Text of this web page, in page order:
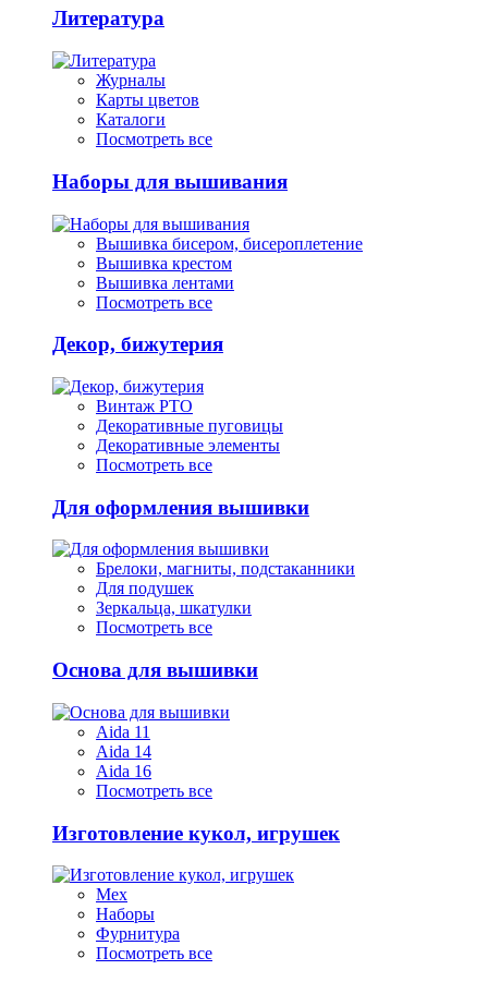
Литература
Журналы
Карты цветов
Каталоги
Посмотреть все
Наборы для вышивания
Вышивка бисером, бисероплетение
Вышивка крестом
Вышивка лентами
Посмотреть все
Декор, бижутерия
Винтаж РТО
Декоративные пуговицы
Декоративные элементы
Посмотреть все
Для оформления вышивки
Брелоки, магниты, подстаканники
Для подушек
Зеркальца, шкатулки
Посмотреть все
Основа для вышивки
Aida 11
Aida 14
Aida 16
Посмотреть все
Изготовление кукол, игрушек
Мех
Наборы
Фурнитура
Посмотреть все